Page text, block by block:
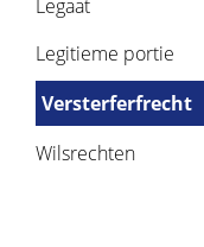
Legaat
Legitieme portie
Versterferfrecht
Wilsrechten